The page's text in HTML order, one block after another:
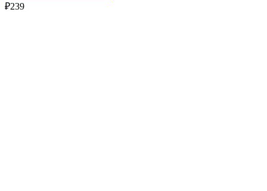
₽239